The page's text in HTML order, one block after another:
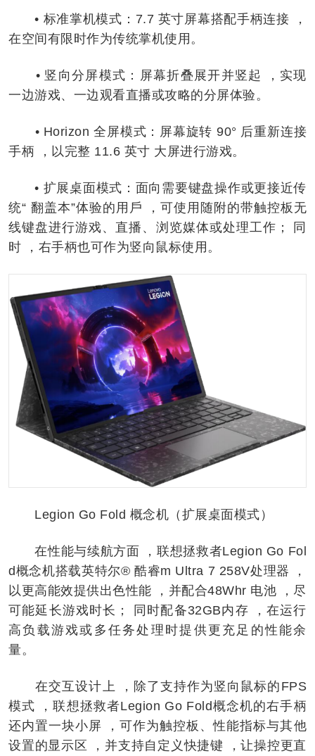
• 标准掌机模式：7.7 英寸屏幕搭配手柄连接 ，
在空间有限时作为传统掌机使用。
• 竖向分屏模式：屏幕折叠展开并竖起 ，实现
一边游戏、一边观看直播或攻略的分屏体验。
• Horizon 全屏模式：屏幕旋转 90° 后重新连接
手柄 ，以完整 11.6 英寸 大屏进行游戏。
• 扩展桌面模式：面向需要键盘操作或更接近传
统“ 翻盖本”体验的用戶 ，可使用随附的带触控板无
线键盘进行游戏、直播、浏览媒体或处理工作； 同
时 ，右手柄也可作为竖向鼠标使用。
Legion Go Fold 概念机（扩展桌面模式）
在性能与续航方面 ，联想拯救者Legion Go Fol
d概念机搭载英特尔® 酷睿m Ultra 7 258V处理器 ，
以更高能效提供出色性能 ，并配合48Whr 电池 ，尽
可能延长游戏时长； 同时配备32GB内存 ，在运行
高负载游戏或多任务处理时提供更充足的性能余
量。
在交互设计上 ，除了支持作为竖向鼠标的FPS
模式 ，联想拯救者Legion Go Fold概念机的右手柄
还内置一块小屏 ，可作为触控板、性能指标与其他
设置的显⽰区 ，并支持自定义快捷键 ，让操控更直